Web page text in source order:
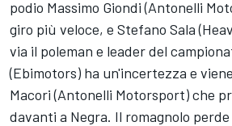
podio Massimo Giondi (Antonelli
giro più veloce, e Stefano Sala
via il poleman e leader del
(Ebimotors) ha un'incertezza e
Macori (Antonelli Motorsport) che
davanti a Negra. Il romagnolo